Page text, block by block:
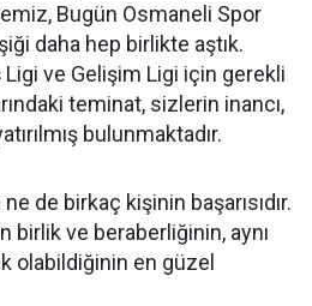
Bugün Osmaneli Spor
daha hep birlikte aştık.
ve Gelişim Ligi için gerekli
teminat, sizlerin inancı,
bulunmaktadır.
de birkaç kişinin başarısıdır.
birlik ve beraberliğinin, aynı
olabildiğinin en güzel